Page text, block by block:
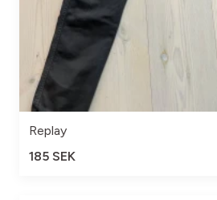
Replay
185 SEK